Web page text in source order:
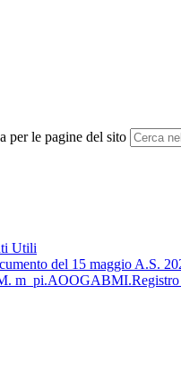
per le pagine del sito
Utili
del 15 maggio A.S.
m_pi.AOOGABMI.Registro